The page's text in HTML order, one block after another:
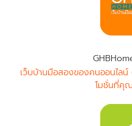
เว็บบ้านมือสองของคนออนไล
โมชั่นที่คุ